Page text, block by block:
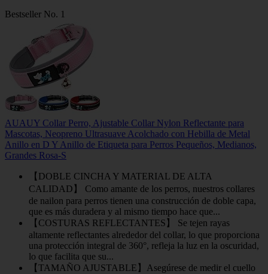
Bestseller No. 1
AUAUY Collar Perro, Ajustable Collar Nylon Reflectante para
Mascotas, Neopreno Ultrasuave Acolchado con Hebilla de Metal
Anillo en D Y Anillo de Etiqueta para Perros Pequeños, Medianos,
Grandes Rosa-S
【DOBLE CINCHA Y MATERIAL DE ALTA
CALIDAD】 Como amante de los perros, nuestros collares
de nailon para perros tienen una construcción de doble capa,
que es más duradera y al mismo tiempo hace que...
【COSTURAS REFLECTANTES】 Se tejen rayas
altamente reflectantes alrededor del collar, lo que proporciona
una protección integral de 360°, refleja la luz en la oscuridad,
lo que facilita que su...
【TAMAÑO AJUSTABLE】Asegúrese de medir el cuello